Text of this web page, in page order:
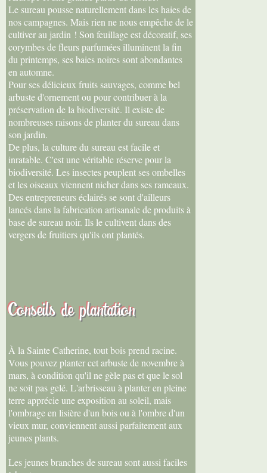
Le sureau pousse naturellement dans les haies de
nos campagnes. Mais rien ne nous empêche de le
cultiver au jardin ! Son feuillage est décoratif, ses
corymbes de fleurs parfumées illuminent la fin
du printemps, ses baies noires sont abondantes
en automne.
Pour ses délicieux fruits sauvages, comme bel
arbuste d'ornement ou pour contribuer à la
préservation de la biodiversité. Il existe de
nombreuses raisons de planter du sureau dans
son jardin.
De plus, la culture du sureau est facile et
inratable. C'est une véritable réserve pour la
biodiversité. Les insectes peuplent ses ombelles
et les oiseaux viennent nicher dans ses rameaux.
Des entrepreneurs éclairés se sont d'ailleurs
lancés dans la fabrication artisanale de produits à
base de sureau noir. Ils le cultivent dans des
vergers de fruitiers qu'ils ont plantés.
Conseils de plantation
À la Sainte Catherine, tout bois prend racine.
Vous pouvez planter cet arbuste de novembre à
mars, à condition qu'il ne gèle pas et que le sol
ne soit pas gelé. L'arbrisseau à planter en pleine
terre apprécie une exposition au soleil, mais
l'ombrage en lisière d'un bois ou à l'ombre d'un
vieux mur, conviennent aussi parfaitement aux
jeunes plants.
Les jeunes branches de sureau sont aussi faciles